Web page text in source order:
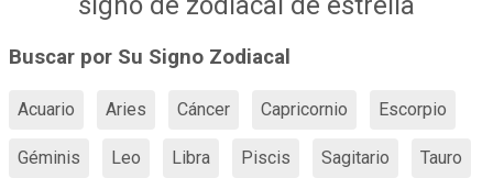
Buscar por Su Signo Zodiacal
Acuario Aries Cáncer Capricornio Escorpio
Géminis Leo Libra Piscis Sagitario Tauro